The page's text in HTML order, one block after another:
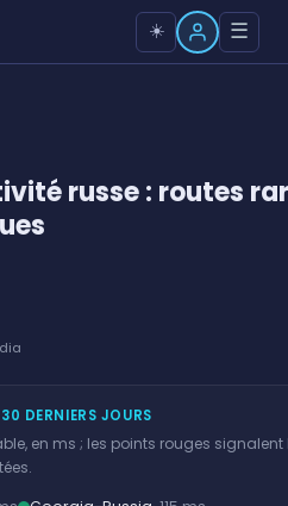
☀️ ☰
russe : routes
DERNIERS JOURS
en ms ; les points rouges signalent